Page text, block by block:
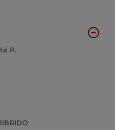
P.